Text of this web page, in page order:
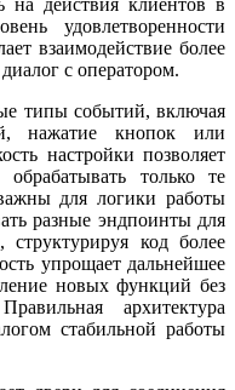
удовлетворенности
взаимодействие более
с оператором.
типы событий, включая
нажатие кнопок или
настройки позволяет
только те
для логики работы
разные эндпоинты для
структурируя код более
упрощает дальнейшее
новых функций без
архитектура
стабильной работы